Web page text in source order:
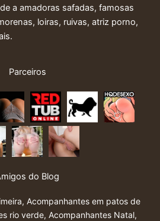
a amadoras safadas, famosas
loiras, ruivas, atriz porno,
Parceiros
do Blog
, Acompanhantes em patos de
rio verde, Acompanhantes Natal,